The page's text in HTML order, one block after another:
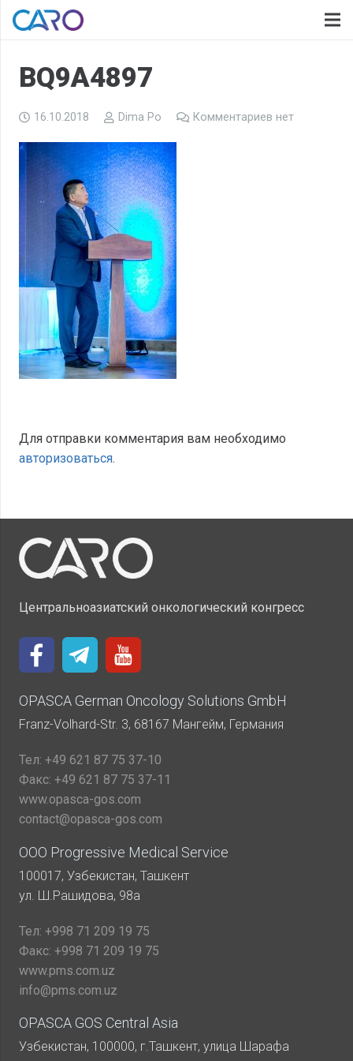
BQ9A4897
16.10.2018 Dima Po Комментариев нет
Для отправки комментария вам необходимо
авторизоваться.
Центральноазиатский онкологический конгресс
OPASCA German Oncology Solutions GmbH
Franz-Volhard-Str. 3, 68167 Мангейм, Германия
Тел: +49 621 87 75 37-10
Факс: +49 621 87 75 37-11
www.opasca-gos.com
contact@opasca-gos.com
ООО Progressive Medical Service
100017, Узбекистан, Ташкент
ул. Ш.Рашидова, 98а
Тел: +998 71 209 19 75
Факс: +998 71 209 19 75
www.pms.com.uz
info@pms.com.uz
OPASCA GOS Central Asia
Узбекистан, 100000, г.Ташкент, улица Шарафа